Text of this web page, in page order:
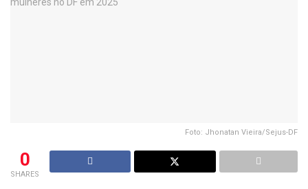
Foto: Jhonatan Vieira/Sejus-DF
0
SHARES